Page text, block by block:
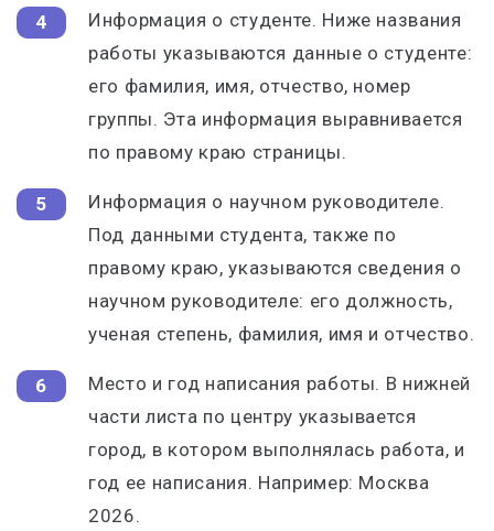
Информация о студенте. Ниже названия
работы указываются данные о студенте:
его фамилия, имя, отчество, номер
группы. Эта информация выравнивается
по правому краю страницы.
Информация о научном руководителе.
Под данными студента, также по
правому краю, указываются сведения о
научном руководителе: его должность,
ученая степень, фамилия, имя и отчество.
Место и год написания работы. В нижней
части листа по центру указывается
город, в котором выполнялась работа, и
год ее написания. Например: Москва
2026.